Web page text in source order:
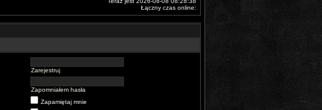
Łączny czas online:
Zarejestruj
Zapomniałem hasła
Zapamiętaj mnie